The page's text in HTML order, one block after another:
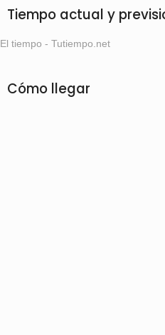
Tiempo actual y
El tiempo - Tutiempo.net
Cómo llegar